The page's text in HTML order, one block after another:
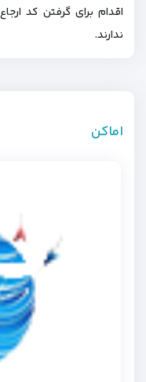
اقدام برای گرفتن کد
ندارند.
اماکن